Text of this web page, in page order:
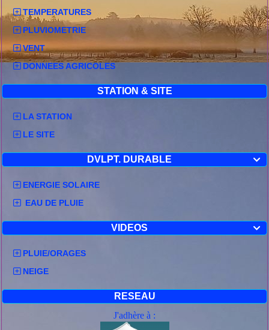
TEMPERATURES
PLUVIOMETRIE
VENT
DONNEES AGRICOLES
STATION & SITE
LA STATION
LE SITE

DVLPT. DURABLE
ENERGIE SOLAIRE
EAU DE PLUIE

VIDEOS
PLUIE/ORAGES
NEIGE
RESEAU
J'adhère à :